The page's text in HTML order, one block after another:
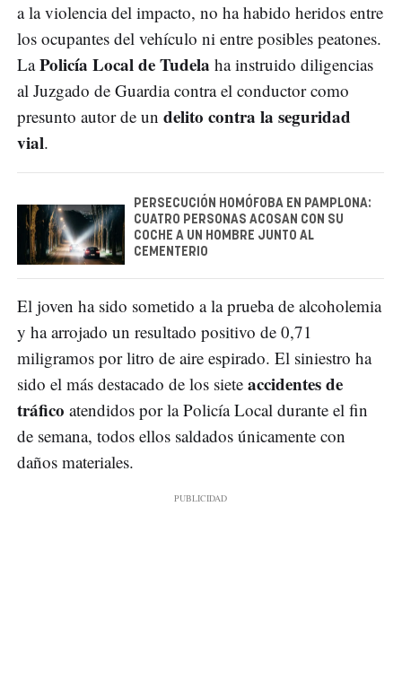
a la violencia del impacto, no ha habido heridos entre
los ocupantes del vehículo ni entre posibles peatones.
LaPolicía Local de Tudela ha instruido diligencias
al Juzgado de Guardia contra el conductor como
presunto autor de un delito contra la seguridad
vial.
PERSECUCIÓN HOMÓFOBA EN PAMPLONA:
CUATRO PERSONAS ACOSAN CON SU
COCHE A UN HOMBRE JUNTO AL
CEMENTERIO
El joven ha sido sometido a la prueba de alcoholemia
y ha arrojado un resultado positivo de 0,71
miligramos por litro de aire espirado. El siniestro ha
sido el más destacado de los siete accidentes de
tráfico atendidos por la Policía Local durante el fin
de semana, todos ellos saldados únicamente con
daños materiales.